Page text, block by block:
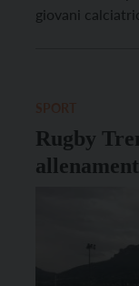
giovani
Rugby